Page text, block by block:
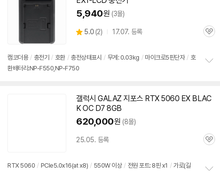
5,940원 (3몰)
별
5.0 (상
리
2) 17.07. 등록
관
캠코더용 / 충전기 / 호환 / 충전상태표시 / 무게: 0.03kg / 마이크로5핀단자 / 호
환배터리:NP-F550,NP-F750
치
갤럭시 GALAZ 지포스 RTX 5060 EX BLAC
K OC D7 8GB
620,000원 (8몰)
25.05. 등록
관
RTX 5060 / PCIe5.0x16(at x8) / 550W 이상 / 전원 포트: 8핀 x1 / 가로(길